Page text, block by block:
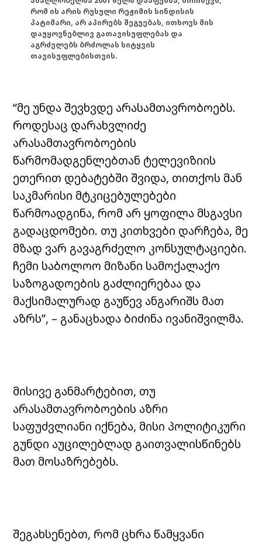
რომ ის არის რუსული რეჟიმის სინდისის
პატიმარი, არ აპირებს შეგუებას, ითხოვს მის
დაუყოვნებლივ გათავისუფლებას და
აგრძელებს ბრძოლას სიტყვის
თავისუფლებისთვის.
“მე უნდა შევხვდე არასამთავრობოებს.
როდესაც დარახვლიძე
არასამთავრობოების
წარმომადგენლებთან ტელევიზიის
ეთერით დებატებში შვიდა, თითქოს მან
საკმარისი მტკიცებულებები
წარმოადგინა, რომ არ ყოფილა მსგავსი
გადაცდომები. თუ კითხვები დარჩება, მე
მზად ვარ გავაგრძელო კონსულტაციები.
ჩემი საბოლოო მიზანი სამოქალაქო
საზოგადოების გაძლიერებაა და
მაქსიმალურად გაუწევ ანგარიშს მათ
აზრს”, – განაცხადა ბიძინა ივანიშვილმა.
მისივე განმარტებით, თუ
არასამთავრობოების აზრი
საფუძვლიანი იქნება, მისი პოლიტიკური
გუნდი აუცილებლად გაითვალისწინებს
მათ მოსაზრებებს.
შეგახსენებთ, რომ ცხრა წამყვანი